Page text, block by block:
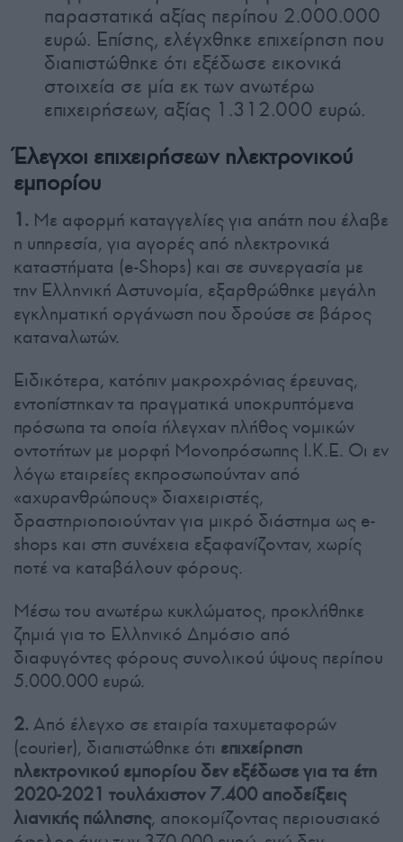
παραστατικά αξίας περίπου 2.000.000
ευρώ. Επίσης, ελέγχθηκε επιχείρηση που
διαπιστώθηκε ότι εξέδωσε εικονικά
στοιχεία σε μία εκ των ανωτέρω
επιχειρήσεων, αξίας 1.312.000 ευρώ.
Έλεγχοι επιχειρήσεων ηλεκτρονικού
εμπορίου
1. Με αφορμή καταγγελίες για απάτη που έλαβε
η υπηρεσία, για αγορές από ηλεκτρονικά
καταστήματα (e-Shops) και σε συνεργασία με
την Ελληνική Αστυνομία, εξαρθρώθηκε μεγάλη
εγκληματική οργάνωση που δρούσε σε βάρος
καταναλωτών.
Ειδικότερα, κατόπιν μακροχρόνιας έρευνας,
εντοπίστηκαν τα πραγματικά υποκρυπτόμενα
πρόσωπα τα οποία ήλεγχαν πλήθος νομικών
οντοτήτων με μορφή Μονοπρόσωπης Ι.Κ.Ε. Οι εν
λόγω εταιρείες εκπροσωπούνταν από
«αχυρανθρώπους» διαχειριστές,
δραστηριοποιούνταν για μικρό διάστημα ως e-
shops και στη συνέχεια εξαφανίζονταν, χωρίς
ποτέ να καταβάλουν φόρους.
Μέσω του ανωτέρω κυκλώματος, προκλήθηκε
ζημιά για το Ελληνικό Δημόσιο από
διαφυγόντες φόρους συνολικού ύψους περίπου
5.000.000 ευρώ.
2. Από έλεγχο σε εταιρία ταχυμεταφορών
(courier), διαπιστώθηκε ότι επιχείρηση
ηλεκτρονικού εμπορίου δεν εξέδωσε για τα έτη
2020-2021 τουλάχιστον 7.400 αποδείξεις
λιανικής πώλησης, αποκομίζοντας περιουσιακό